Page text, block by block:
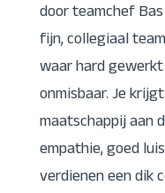
door teamchef
fijn, collegiaal
waar hard
onmisbaar. Je
maatschappij aan
empathie, goed
verdienen een dik